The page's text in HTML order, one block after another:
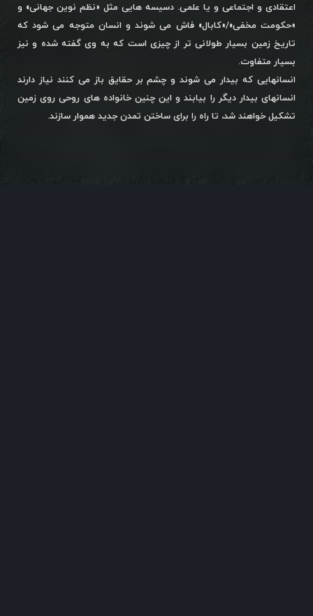
اعتقادی و اجتماعی و یا علمی. دسیسه هایی مثل «نظم نوین جهانی» و
«حکومت مخفی»/«کابال» فاش می شوند و انسان متوجه می شود که
تاریخ زمین بسیار طولانی تر از چیزی است که به وی گفته شده و نیز
بسیار متفاوت.
انسانهایی که بیدار می شوند و چشم بر حقایق باز می کنند نیاز دارند
انسانهای بیدار دیگر را بیابند و این چنین خانواده های روحی روی زمین
تشکیل خواهند شد، تا راه را برای ساختن تمدن جدید هموار سازند.